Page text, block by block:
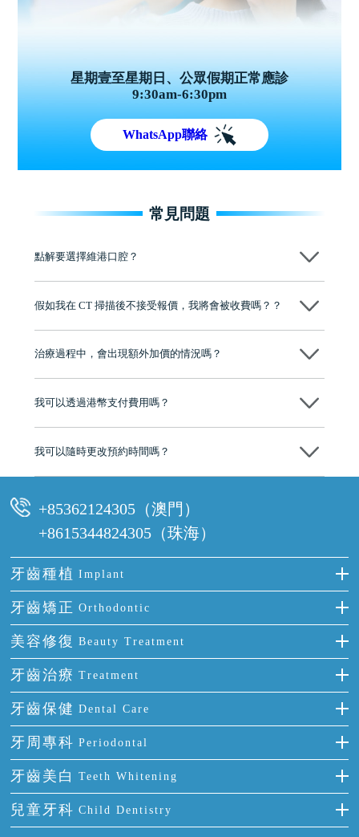
星期壹至星期日、公眾假期正常應診
9:30am-6:30pm
WhatsApp聯絡
常見問題
點解要選擇維港口腔？
牌」、「2025香港企業領袖品牌」，是諾貝爾種植系統全球放心植牙中
至今已服務超過三十個國家和地區的顧客，受到粵港澳大灣區及周邊城
市市民極高的口碑評價及信任推薦 珠海、深圳設有八大分院，香港亦設
有咨詢及服務保障中心，有任何問題都可以隨時預約免費咨詢，讓人十
假如我在 CT 掃描後不接受報價，我將會被收費嗎？？
治療過程中，會出現額外加價的情況嗎？
我可以透過港幣支付費用嗎？
我可以隨時更改預約時間嗎？
+85362124305（澳門）
+8615344824305（珠海）
牙齒種植 Implant
種牙
單顆牙缺失
門牙缺失
多顆牙缺失
半口缺失
全口缺失
牙齒矯正 Orthodontic
隱形箍牙
前牙反頜
牙齒擁擠
牙齒前突
牙齒稀疏
美容修復 Beauty Treatment
全瓷牙
烤瓷牙
氟斑牙
四環素牙
活動假牙
牙貼面
牙齒治療 Treatment
補牙
智齒
根管治療
拔牙
牙痛
牙齒保健 Dental Care
正確刷牙
全國愛牙日
預防牙病
牙科通識
牙周專科 Periodontal
牙周炎
牙齦出血
牙齦炎
牙齒美白 Teeth Whitening
冷光美白
兒童牙科 Child Dentistry